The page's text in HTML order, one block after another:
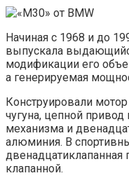
Начиная с 1968 и до
выпускала
модификации его
а генерируемая
Конструировали
чугуна, цепной привод
механизма и
алюминия. В
двенадцатиклапанная
клапанной.